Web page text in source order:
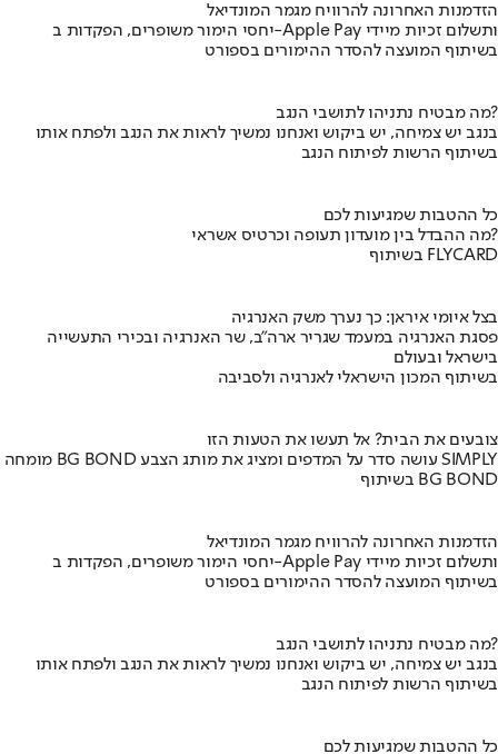
הזדמנות האחרונה להרוויח מגמר המונדיאל
יחסי הימור משופרים, הפקדות ב-Apple Pay ותשלום זכיות מיידי
בשיתוף המועצה להסדר ההימורים בספורט
מה מבטיח נתניהו לתושבי הנגב?
בנגב יש צמיחה, יש ביקוש ואנחנו נמשיך לראות את הנגב ולפתח אותו
בשיתוף הרשות לפיתוח הנגב
כל ההטבות שמגיעות לכם
מה ההבדל בין מועדון תעופה וכרטיס אשראי?
בשיתוף FLYCARD
בצל איומי איראן: כך נערך משק האנרגיה
פסגת האנרגיה במעמד שגריר ארה"ב, שר האנרגיה ובכירי התעשייה
בישראל ובעולם
בשיתוף המכון הישראלי לאנרגיה ולסביבה
צובעים את הבית? אל תעשו את הטעות הזו
מומחה BG BOND עושה סדר על המדפים ומציג את מותג הצבע SIMPLY
בשיתוף BG BOND
הזדמנות האחרונה להרוויח מגמר המונדיאל
יחסי הימור משופרים, הפקדות ב-Apple Pay ותשלום זכיות מיידי
בשיתוף המועצה להסדר ההימורים בספורט
מה מבטיח נתניהו לתושבי הנגב?
בנגב יש צמיחה, יש ביקוש ואנחנו נמשיך לראות את הנגב ולפתח אותו
בשיתוף הרשות לפיתוח הנגב
כל ההטבות שמגיעות לכם